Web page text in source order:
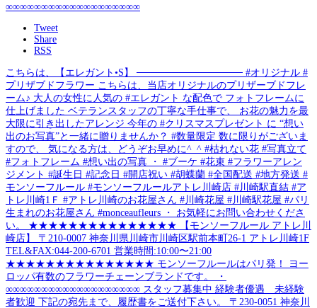
Tweet
Share
RSS
こちらは、【エレガント•S】 ─────────────── #オリジナル #
プリザブドフラワー こちらは、当店オリジナルのプリザーブドフレ
ーム♪ 大人の女性に人気の #エレガント な配色で フォトフレームに
仕上げました ベテランスタッフの丁寧な手仕事で、 お花の魅力を最
大限に引き出したアレンジ 今年の #クリスマスプレゼント に “想い
出のお写真”と一緒に贈りませんか？ #数量限定 数に限りがございま
すので、 気になる方は、どうぞお早めに^_^ #枯れない花 #写真立て
#フォトフレーム #想い出の写真 ・ #ブーケ #花束 #フラワーアレン
ジメント #誕生日 #記念日 #開店祝い #胡蝶蘭 #全国配送 #地方発送 #
モンソーフルール #モンソーフルールアトレ川崎店 #川崎駅直結 #ア
トレ川崎1Ｆ #アトレ川崎のお花屋さん #川崎花屋 #川崎駅花屋 #パリ
生まれのお花屋さん #monceaufleurs ・ お気軽にお問い合わせくださ
い。 ★★★★★★★★★★★★★★★ 【モンソーフルール アトレ川
崎店】 〒210-0007 神奈川県川崎市川崎区駅前本町26-1 アトレ川崎1F
TEL&FAX:044-200-6701 営業時間:10:00〜21:00
★★★★★★★★★★★★★★★ モンソーフルールはパリ発！ ヨー
ロッパ有数のフラワーチェーンブランドです。 ・
∞∞∞∞∞∞∞∞∞∞∞∞∞∞∞∞∞∞∞ スタッフ募集中 経験者優遇 未経験
者歓迎 下記の宛先まで、履歴書をご送付下さい。 〒230-0051 神奈川